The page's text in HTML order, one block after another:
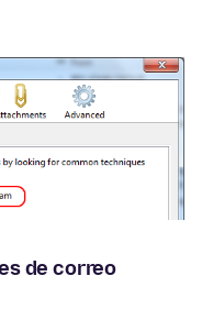
de correo